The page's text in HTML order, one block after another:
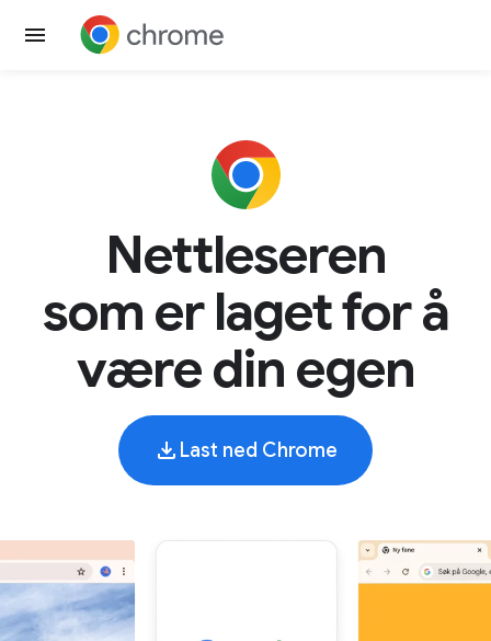
Nettleseren
som er laget for å
være din egen
Last ned Chrome